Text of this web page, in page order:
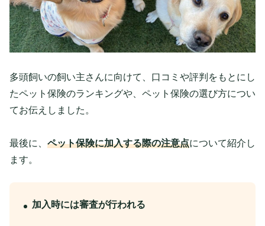
多頭飼いの飼い主さんに向けて、口コミや評判をもとにし
たペット保険のランキングや、ペット保険の選び方につい
てお伝えしました。
最後に、 ペット保険に加入する際の注意点について紹介し
ます。
加入時には審査が行われる